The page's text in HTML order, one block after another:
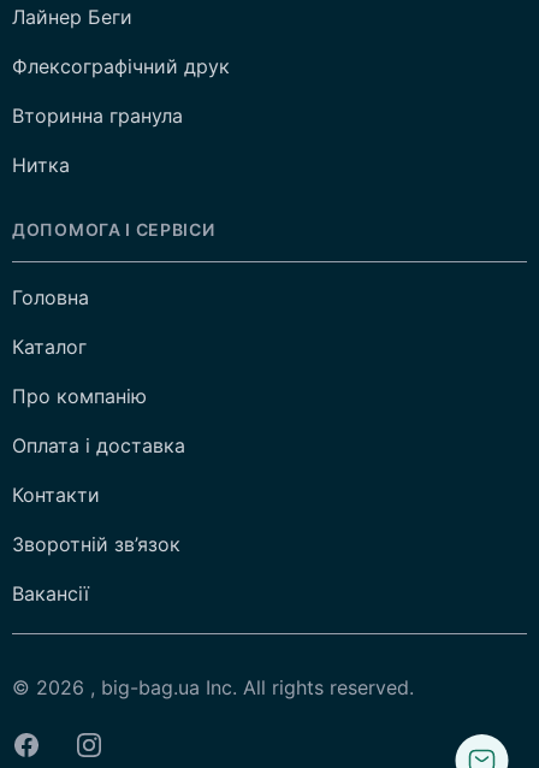
Лайнер Беги
Флексографічний друк
Вторинна гранула
Нитка
ДОПОМОГА І СЕРВІСИ
Головна
Каталог
Про компанію
Оплата і доставка
Контакти
Зворотній зв’язок
Вакансії
© 2026 , big-bag.ua Inc. All rights reserved.